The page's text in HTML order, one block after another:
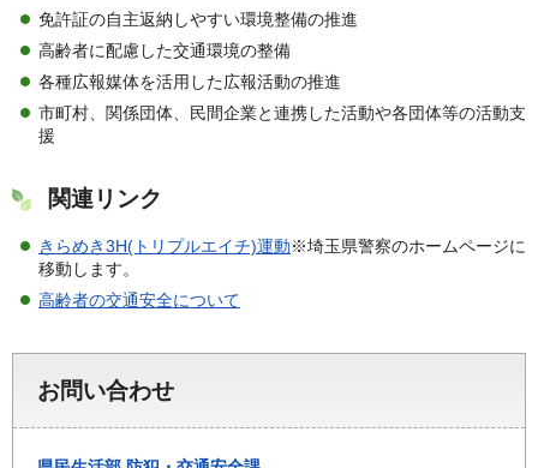
免許証の自主返納しやすい環境整備の推進
高齢者に配慮した交通環境の整備
各種広報媒体を活用した広報活動の推進
市町村、関係団体、民間企業と連携した活動や各団体等の活動支
援
関連リンク
きらめき3H(トリプルエイチ)運動※埼玉県警察のホームページに
移動します。
高齢者の交通安全について
お問い合わせ